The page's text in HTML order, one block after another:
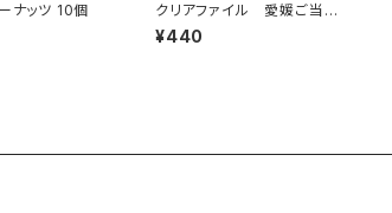
ナッツ 10個
クリアファイル 愛媛ご当地
アイコン
¥440